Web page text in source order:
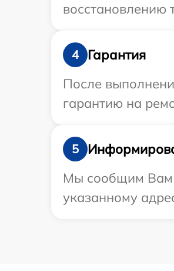
восстановлению
4
Гарантия
После
гарантию на
5
Мы сообщим Вам
указанному